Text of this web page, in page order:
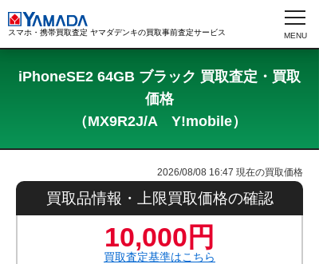
スマホ・携帯買取査定 ヤマダデンキの買取事前査定サービス
iPhoneSE2 64GB ブラック 買取査定・買取
価格
（MX9R2J/A Y!mobile）
2026/08/08 16:47 現在の買取価格
買取品情報・上限買取価格の確認
10,000円
買取査定基準はこちら